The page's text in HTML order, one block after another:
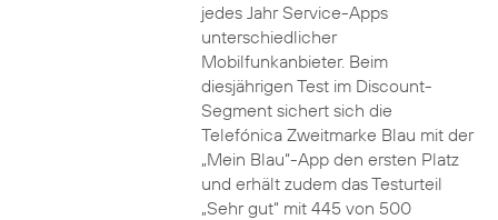
jedes Jahr Service-Apps
unterschiedlicher
Mobilfunkanbieter. Beim
diesjährigen Test im Discount-
Segment sichert sich die
Telefónica Zweitmarke Blau mit der
„Mein Blau“-App den ersten Platz
und erhält zudem das Testurteil
„Sehr gut“ mit 445 von 500